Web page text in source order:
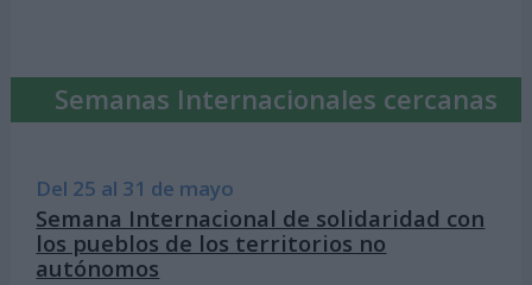
Semanas Internacionales cercanas
Del 25 al 31 de mayo
Semana Internacional de solidaridad con
los pueblos de los territorios no
autónomos